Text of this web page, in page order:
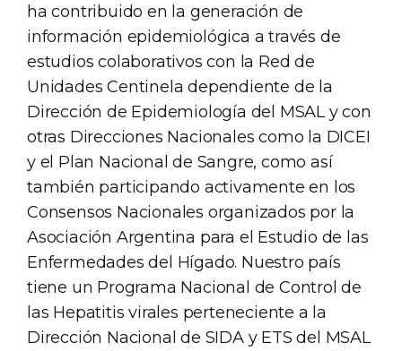
ha contribuido en la generación de
información epidemiológica a través de
estudios colaborativos con la Red de
Unidades Centinela dependiente de la
Dirección de Epidemiología del MSAL y con
otras Direcciones Nacionales como la DICEI
y el Plan Nacional de Sangre, como así
también participando activamente en los
Consensos Nacionales organizados por la
Asociación Argentina para el Estudio de las
Enfermedades del Hígado. Nuestro país
tiene un Programa Nacional de Control de
las Hepatitis virales perteneciente a la
Dirección Nacional de SIDA y ETS del MSAL